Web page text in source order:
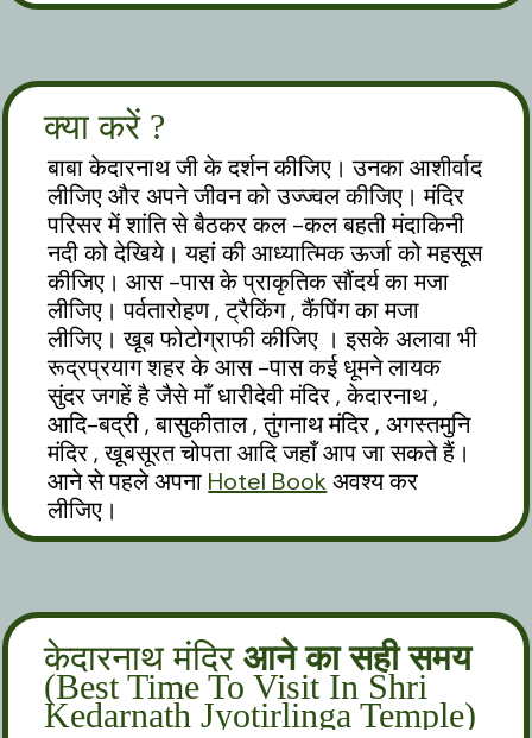
क्या करें ?
बाबा केदारनाथ जी के दर्शन कीजिए। उनका आशीर्वाद
लीजिए और अपने जीवन को उज्ज्वल कीजिए। मंदिर
परिसर में शांति से बैठकर कल -कल बहती मंदाकिनी
नदी को देखिये। यहां की आध्यात्मिक ऊर्जा को महसूस
कीजिए। आस -पास के प्राकृतिक सौंदर्य का मजा
लीजिए। पर्वतारोहण , ट्रैकिंग , कैंपिंग का मजा
लीजिए। खूब फोटोग्राफी कीजिए । इसके अलावा भी
रूद्रप्रयाग शहर के आस -पास कई धूमने लायक
सुंदर जगहें है जैसे माँ धारीदेवी मंदिर , केदारनाथ ,
आदि-बद्री , बासुकीताल , तुंगनाथ मंदिर , अगस्तमुनि
मंदिर , खूबसूरत चोपता आदि जहाँ आप जा सकते हैं।
आने से पहले अपना Hotel Bookअवश्य कर
लीजिए।
केदारनाथ मंदिरआने का सही समय
(Best Time To Visit In Shri
Kedarnath Jyotirlinga Temple)